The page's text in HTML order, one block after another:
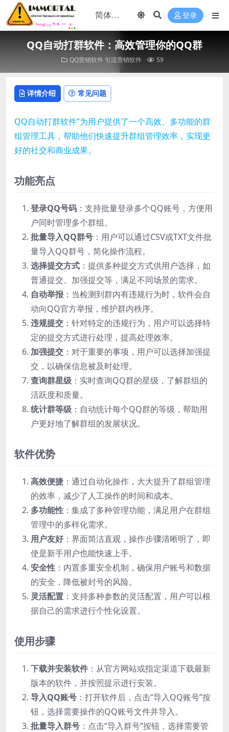
登录
QQ自动打群软件：高效管理你的QQ群
QQ营销软件 引流营销软件 59
详情介绍 常见问题
QQ自动打群软件”为用户提供了一个高效、多功能的群
组管理工具，帮助他们快速提升群组管理效率，实现更
好的社交和商业成果。
功能亮点
登录QQ号码 ：支持批量登录多个QQ账号，方便用
户同时管理多个群组。
批量导入QQ群号 ：用户可以通过CSV或TXT文件批
量导入QQ群号，简化操作流程。
选择提交方式 ：提供多种提交方式供用户选择，如
普通提交、加强提交等，满足不同场景的需求。
自动举报 ：当检测到群内有违规行为时，软件会自
动向QQ官方举报，维护群内秩序。
违规提交 ：针对特定的违规行为，用户可以选择特
定的提交方式进行处理，提高处理效率。
加强提交 ：对于重要的事项，用户可以选择加强提
交，以确保信息被及时处理。
查询群星级 ：实时查询QQ群的星级，了解群组的
活跃度和质量。
统计群等级 ：自动统计每个QQ群的等级，帮助用
户更好地了解群组的发展状况。
软件优势
高效便捷 ：通过自动化操作，大大提升了群组管理
的效率，减少了人工操作的时间和成本。
多功能性 ：集成了多种管理功能，满足用户在群组
管理中的多样化需求。
用户友好：界面简洁直观，操作步骤清晰明了，即
使是新手用户也能快速上手。
安全性 ：内置多重安全机制，确保用户账号和数据
的安全，降低被封号的风险。
灵活配置 ：支持多种参数的灵活配置，用户可以根
据自己的需求进行个性化设置。
使用步骤
下载并安装软件 ：从官方网站或指定渠道下载最新
版本的软件，并按照提示进行安装。
导入QQ账号 ：打开软件后，点击“导入QQ账号”按
钮，选择需要操作的QQ账号文件并导入。
批量导入群号 ：点击“导入群号”按钮，选择需要管